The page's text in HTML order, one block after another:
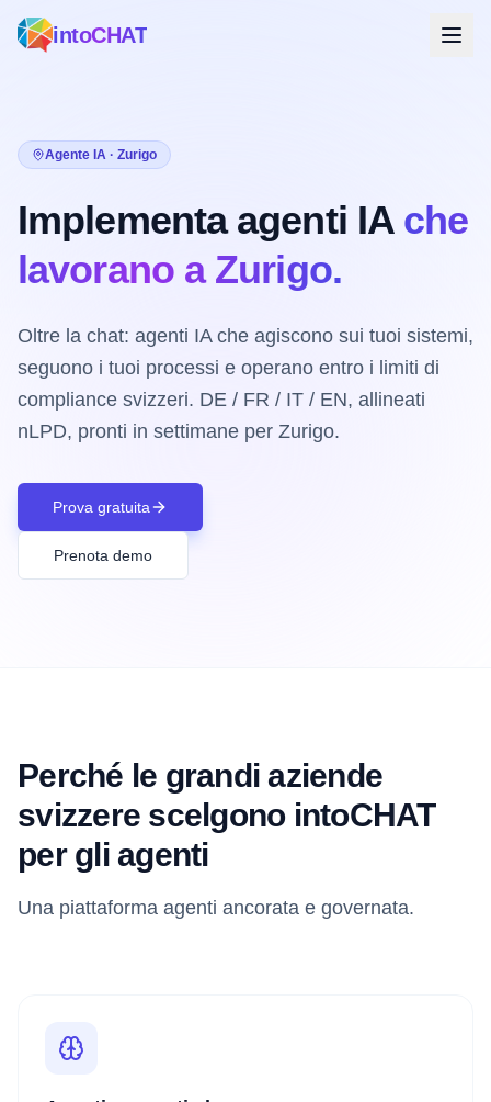
intoCHAT
Agente IA · Zurigo
Implementa agenti IA che
lavorano a Zurigo.
Oltre la chat: agenti IA che agiscono sui tuoi sistemi,
seguono i tuoi processi e operano entro i limiti di
compliance svizzeri. DE / FR / IT / EN, allineati
nLPD, pronti in settimane per Zurigo.
Prova gratuita
Prenota demo
Perché le grandi aziende
svizzere scelgono intoCHAT
per gli agenti
Una piattaforma agenti ancorata e governata.